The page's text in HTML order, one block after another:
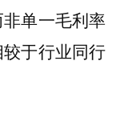
单一毛利率
于行业同行